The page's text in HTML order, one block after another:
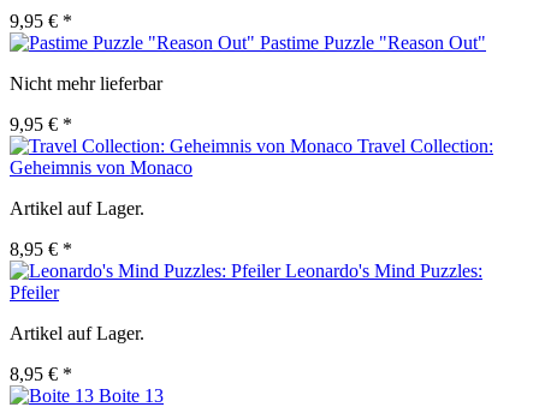
9,95 € *
Pastime Puzzle "Reason Out"
Nicht mehr lieferbar
9,95 € *
Travel Collection:
Geheimnis von Monaco
Artikel auf Lager.
8,95 € *
Leonardo's Mind Puzzles:
Pfeiler
Artikel auf Lager.
8,95 € *
Boite 13